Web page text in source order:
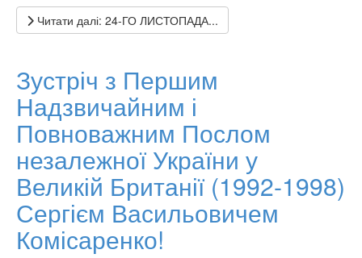
Читати далі: 24-ГО ЛИСТОПАДА...
Зустріч з Першим
Надзвичайним і
Повноважним Послом
незалежної України у
Великій Британії (1992-1998)
Сергієм Васильовичем
Комісаренко!